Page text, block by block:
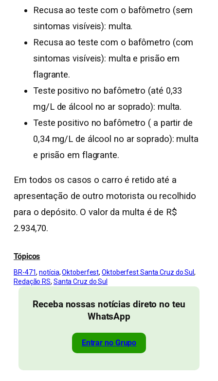
Recusa ao teste com o bafômetro (sem
sintomas visíveis): multa.
Recusa ao teste com o bafômetro (com
sintomas visíveis): multa e prisão em
flagrante.
Teste positivo no bafômetro (até 0,33
mg/L de álcool no ar soprado): multa.
Teste positivo no bafômetro ( a partir de
0,34 mg/L de álcool no ar soprado): multa
e prisão em flagrante.
Em todos os casos o carro é retido até a
apresentação de outro motorista ou recolhido
para o depósito. O valor da multa é de R$
2.934,70.
Tópicos
BR-471, notícia, Oktoberfest, Oktoberfest Santa Cruz do Sul
Redação RS, Santa Cruz do Sul
Receba nossas notícias direto no teu
WhatsApp
Entrar no Grupo